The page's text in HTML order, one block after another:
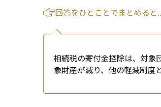
回答をひとことでまとめると
相続税の寄付金控除は、対象
象財産が減り、他の軽減制度